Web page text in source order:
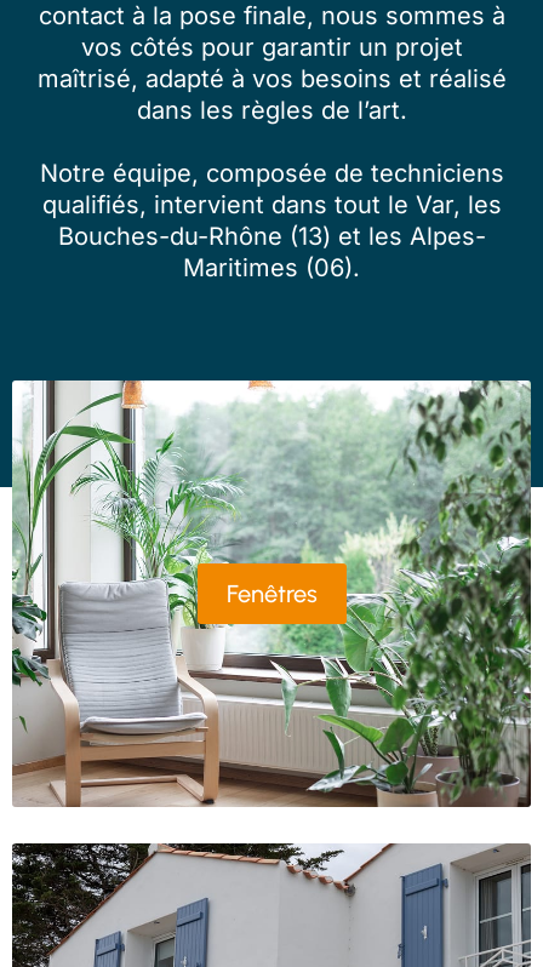
contact à la pose finale, nous sommes à
vos côtés pour garantir un projet
maîtrisé, adapté à vos besoins et réalisé
dans les règles de l’art.
Notre équipe, composée de techniciens
qualifiés, intervient dans tout le Var, les
Bouches-du-Rhône (13) et les Alpes-
Maritimes (06).
Fenêtres